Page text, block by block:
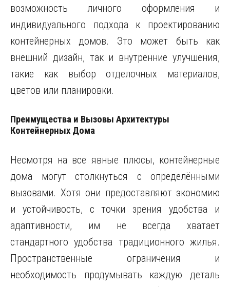
возможность личного оформления и
индивидуального подхода к проектированию
контейнерных домов. Это может быть как
внешний дизайн, так и внутренние улучшения,
такие как выбор отделочных материалов,
цветов или планировки.
Преимущества и Вызовы Архитектуры
Контейнерных Дома
Несмотря на все явные плюсы, контейнерные
дома могут столкнуться с определёнными
вызовами. Хотя они предоставляют экономию
и устойчивость, с точки зрения удобства и
адаптивности, им не всегда хватает
стандартного удобства традиционного жилья.
Пространственные ограничения и
необходимость продумывать каждую деталь